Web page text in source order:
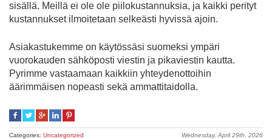
sisällä. Meillä ei ole ole piilokustannuksia, ja kaikki perityt
kustannukset ilmoitetaan selkeästi hyvissä ajoin.
Asiakastukemme on käytössäsi suomeksi ympäri
vuorokauden sähköposti viestin ja pikaviestin kautta.
Pyrimme vastaamaan kaikkiin yhteydenottoihin
äärimmäisen nopeasti sekä ammattitaidolla.
Wednesday, April 29th, 2026
Categories: Uncategorized